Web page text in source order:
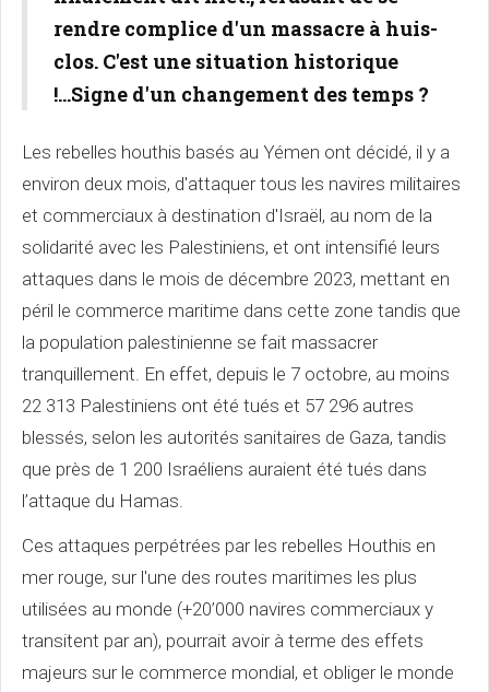
rendre complice d'un massacre à huis-
clos. C'est une situation historique
!...Signe d'un changement des temps ?
Les rebelles houthis basés au Yémen ont décidé, il y a
environ deux mois, d'attaquer tous les navires militaires
et commerciaux à destination d'Israël, au nom de la
solidarité avec les Palestiniens, et ont intensifié leurs
attaques dans le mois de décembre 2023, mettant en
péril le commerce maritime dans cette zone tandis que
la population palestinienne se fait massacrer
tranquillement. En effet, depuis le 7 octobre, au moins
22 313 Palestiniens ont été tués et 57 296 autres
blessés, selon les autorités sanitaires de Gaza, tandis
que près de 1 200 Israéliens auraient été tués dans
l’attaque du Hamas.
Ces attaques perpétrées par les rebelles Houthis en
mer rouge, sur l'une des routes maritimes les plus
utilisées au monde (+20’000 navires commerciaux y
transitent par an), pourrait avoir à terme des effets
majeurs sur le commerce mondial, et obliger le monde